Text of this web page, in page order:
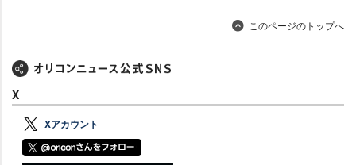
このページのトップへ
X
Xアカウント